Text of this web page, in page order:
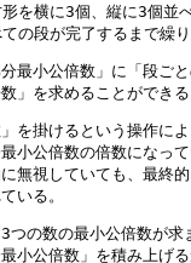
×
3
0
を横に3個、縦に3個並
の段が完了するまで繰り
最小公倍数」に「段ご
」を求めることができる
を掛けるという操作に
小公倍数の倍数になって
無視していても、最終
いる。
つの数の最小公倍数が求
小公倍数」を積み上げる